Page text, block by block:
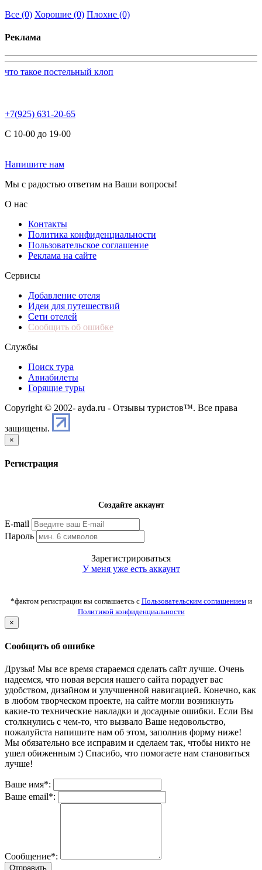
Все (0) Хорошие (0) Плохие (0)
Реклама
что такое постельный клоп
+7(925) 631-20-65
С 10-00 до 19-00
Напишите нам
Мы с радостью ответим на Ваши вопросы!
О нас
Контакты
Политика конфиденциальности
Пользовательское соглашение
Реклама на сайте
Сервисы
Добавление отеля
Идеи для путешествий
Сети отелей
Сообщить об ошибке
Службы
Поиск тура
Авиабилеты
Горящие туры
Copyright © 2002- ayda.ru - Отзывы туристов™. Все права
защищены.
×
Регистрация
Создайте аккаунт
E-mail
Пароль
Зарегистрироваться
У меня уже есть аккаунт
*фактом регистрации вы соглашаетсь с Пользовательским соглашениеми
Политикой конфиденциальности
×
Сообщить об ошибке
Друзья! Мы все время стараемся сделать сайт лучше. Очень
надеемся, что новая версия нашего сайта порадует вас
удобством, дизайном и улучшенной навигацией. Конечно, как
в любом творческом проекте, на сайте могли возникнуть
какие-то технические накладки и досадные ошибки. Если Вы
столкнулись с чем-то, что вызвало Ваше недовольство,
пожалуйста напишите нам об этом, заполнив форму ниже!
Мы обязательно все исправим и сделаем так, чтобы никто не
ушел обиженным :) Спасибо, что помогаете нам становиться
лучше!
Ваше имя*:
Ваше email*:
Сообщение*:
Отправить